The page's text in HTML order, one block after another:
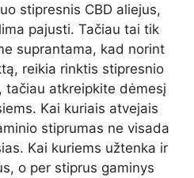
stipresnis CBD aliejus,
pajusti. Tačiau tai tik
suprantama, kad norint
reikia rinktis stipresnio
tačiau atkreipkite dėmesį
Kai kuriais atvejais
stiprumas ne visada
Kai kuriems užtenka ir
o per stiprus gaminys